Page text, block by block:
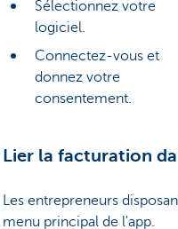
Sélectionnez votre
logiciel.
Connectez-vous et
donnez votre
consentement.
Lier la facturation
Les entrepreneurs
menu principal de l'app.